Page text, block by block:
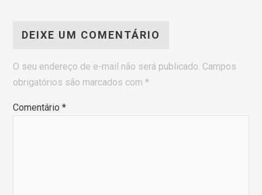
DEIXE UM COMENTÁRIO
O seu endereço de e-mail não será publicado. Campos
obrigatórios são marcados com*
Comentário*